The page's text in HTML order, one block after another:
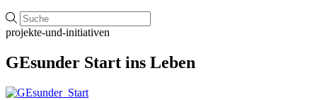
projekte-und-initiativen
GEsunder Start ins Leben